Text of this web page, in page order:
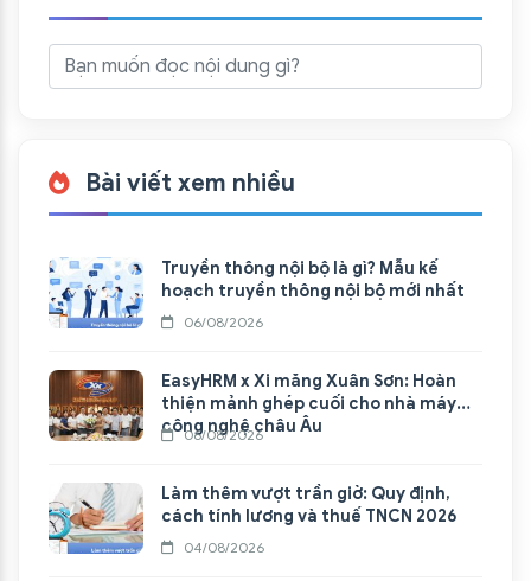
Bài viết xem nhiều
Truyền thông nội bộ là gì? Mẫu kế
hoạch truyền thông nội bộ mới nhất
06/08/2026
EasyHRM x Xi măng Xuân Sơn: Hoàn
thiện mảnh ghép cuối cho nhà máy
công nghệ châu Âu
06/08/2026
Làm thêm vượt trần giờ: Quy định,
cách tính lương và thuế TNCN 2026
04/08/2026